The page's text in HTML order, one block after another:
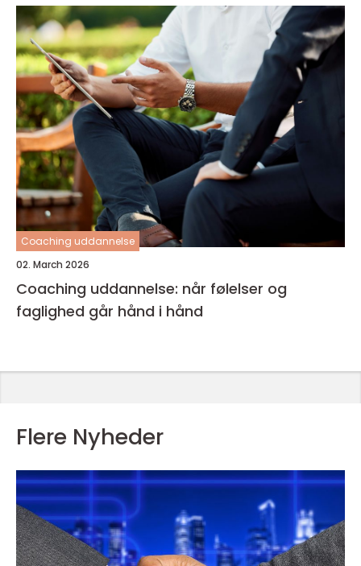
Coaching uddannelse
02. March 2026
Coaching uddannelse: når følelser og
faglighed går hånd i hånd
Flere Nyheder